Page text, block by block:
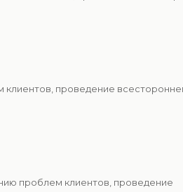
проведение
проблем клиентов, проведение